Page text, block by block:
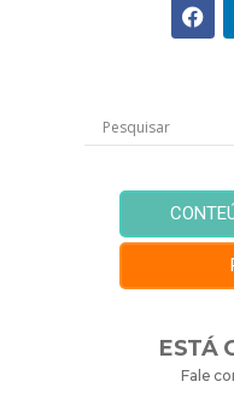
ESTÁ
Fale